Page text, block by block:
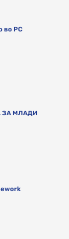
во РС
ЗА МЛАДИ